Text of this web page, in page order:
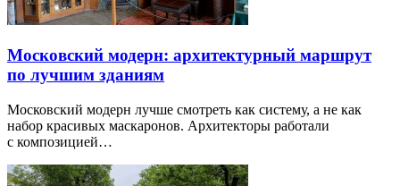
Московский модерн: архитектурный маршрут
по лучшим зданиям
Московский модерн лучше смотреть как систему, а не как
набор красивых маскаронов. Архитекторы работали
с композицией…